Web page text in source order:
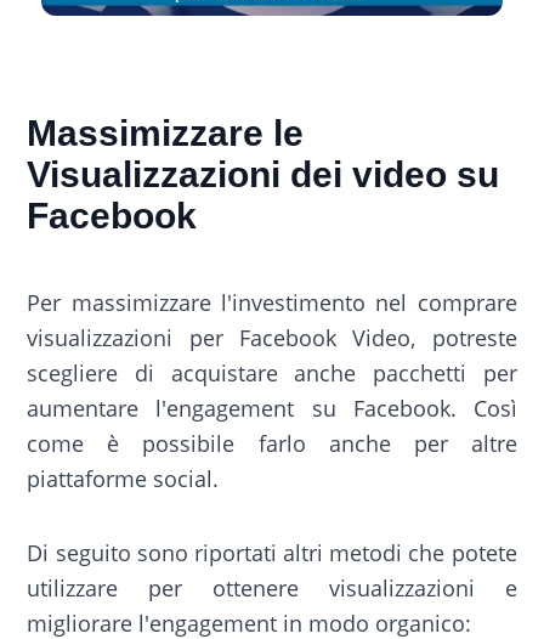
Massimizzare le
Visualizzazioni dei video su
Facebook
Per massimizzare l'investimento nel comprare
visualizzazioni per Facebook Video, potreste
scegliere di acquistare anche pacchetti per
aumentare l'engagement su Facebook. Così
come è possibile farlo anche per altre
piattaforme social.
Di seguito sono riportati altri metodi che potete
utilizzare per ottenere visualizzazioni e
migliorare l'engagement in modo organico: